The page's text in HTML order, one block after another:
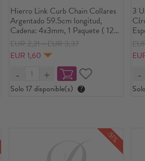
Hierro Link Curb Chain Collares
Argentado 59.5cm longitud,
Cadena: 4x3mm, 1 Paquete ( 12
Unidades/Paquete)
EUR 2,21～EUR 3,37
EUR 1,60
Solo 17 disponible(s) ?
3
-51%